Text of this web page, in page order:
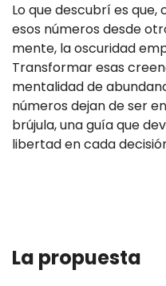
Lo que descubrí es
esos números desde
mente, la oscuridad
Transformar esas
mentalidad de
números dejan de ser
brújula, una guía que
libertad en cada
La propuesta